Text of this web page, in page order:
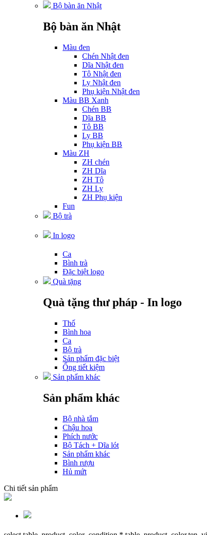
Bộ bàn ăn Nhật
Bộ bàn ăn Nhật
Màu đen
Chén Nhật đen
Dĩa Nhật đen
Tô Nhật đen
Ly Nhật đen
Phụ kiện Nhật đen
Màu BB Xanh
Chén BB
Dĩa BB
Tô BB
Ly BB
Phụ kiện BB
Màu ZH
ZH chén
ZH Dĩa
ZH Tô
ZH Ly
ZH Phụ kiện
Fun
Bộ trà
In logo
Ca
Bình trà
Đặc biệt logo
Quà tặng
Quà tặng thư pháp - In logo
Thố
Bình hoa
Ca
Bộ trà
Sản phẩm đặc biệt
Ống tiết kiệm
Sản phẩm khác
Sản phẩm khác
Bộ nhà tắm
Chậu hoa
Phích nước
Bộ Tách + Dĩa lót
Sản phẩm khác
Bình rượu
Hủ mứt
Chi tiết sản phẩm